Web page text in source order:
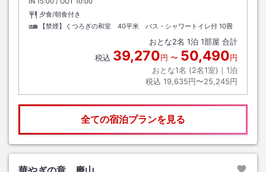
夕食/朝食付き
【禁煙】くつろぎの和室 40平米 バス・シャワートイレ付 10畳
おとな2名 1泊 1部屋 合計
税込 39,270円 〜 50,490円
おとな1名 (2名1室)｜ 1泊
税込 19,635円〜25,245円
全ての宿泊プランを見る